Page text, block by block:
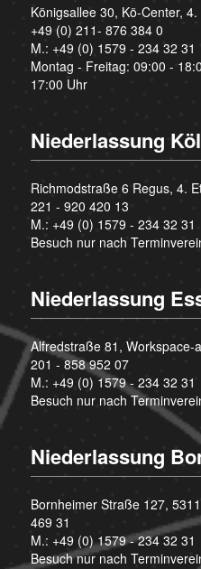
Königsallee 30, Kö-Center,
+49 (0) 211- 876 384 0
M.: +49 (0) 1579 - 234 32 31
Montag - Freitag: 09:00 -
17:00 Uhr
Niederlassung
Richmodstraße 6 Regus, 4.
221 - 920 420 13
M.: +49 (0) 1579 - 234 32 31
Besuch nur nach
Niederlassung
Alfredstraße 81, Workspace-
201 - 858 952 07
M.: +49 (0) 1579 - 234 32 31
Besuch nur nach
Niederlassung
Bornheimer Straße 127,
469 31
M.: +49 (0) 1579 - 234 32 31
Besuch nur nach